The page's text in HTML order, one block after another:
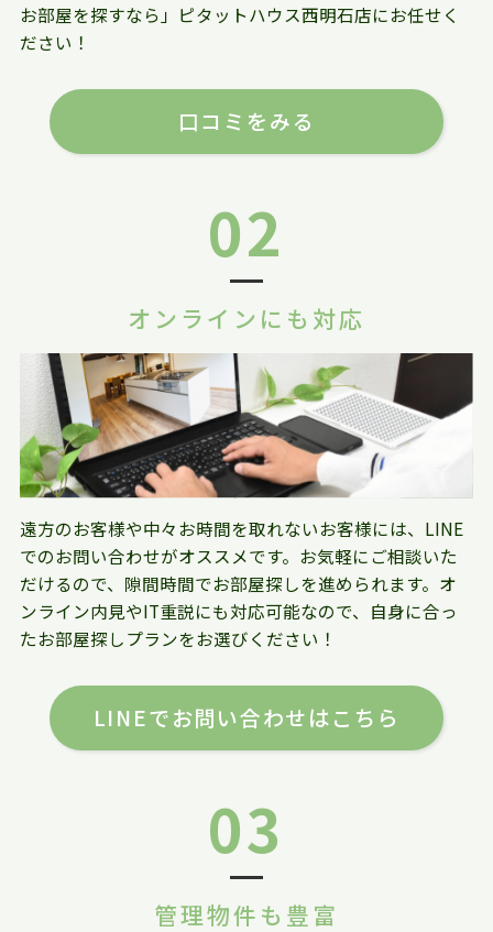
お部屋を探すなら」ピタットハウス西明石店にお任せく
ださい！
口コミをみる
02
オンラインにも対応
遠方のお客様や中々お時間を取れないお客様には、LINE
でのお問い合わせがオススメです。お気軽にご相談いた
だけるので、隙間時間でお部屋探しを進められます。オ
ンライン内見やIT重説にも対応可能なので、自身に合っ
たお部屋探しプランをお選びください！
LINEでお問い合わせはこちら
03
管理物件も豊富